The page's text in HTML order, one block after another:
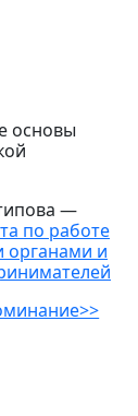
основы
—
по работе
органами и